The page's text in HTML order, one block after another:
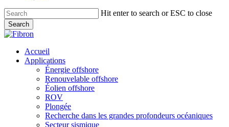
Hit enter to search or ESC to close
Search
Close
Menu
Accueil
Applications
Énergie offshore
Renouvelable offshore
Éolien offshore
ROV
Plongée
Recherche dans les grandes profondeurs océaniques
Secteur sismique